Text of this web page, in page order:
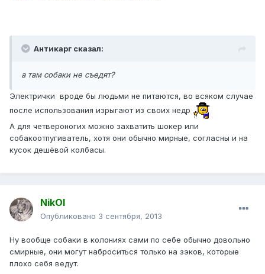
Антикарг сказал:
а там собаки не съедят?
Электрички вроде бы людьми не питаются, во всяком случае
после использования изрыгают из своих недр
А для четвероногих можно захватить шокер или
собакоотпугиватель, хотя они обычно мирные, согласны и на
кусок дешёвой колбасы.
NikOl
Опубликовано 3 сентября, 2013
Ну вообще собаки в колониях сами по себе обычно довольно
смирные, они могут наброситься только на зэков, которые
плохо себя ведут.